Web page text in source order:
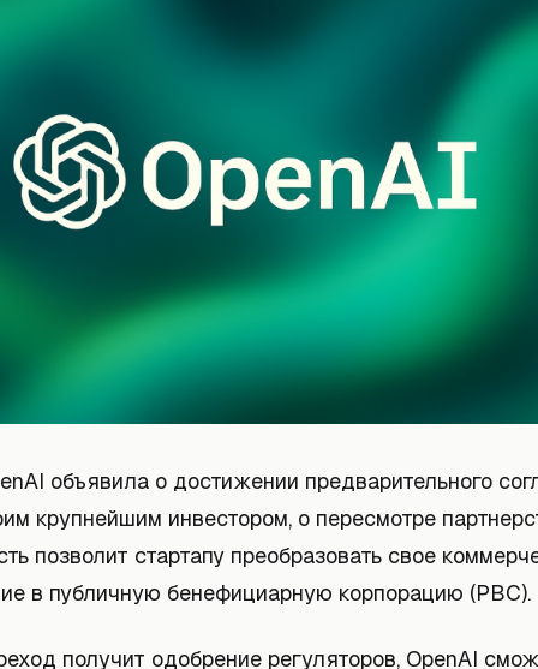
объявила о достижении предварительного
крупнейшим инвестором, о пересмотре
позволит стартапу преобразовать свое
в публичную бенефициарную корпорацию (PBC).
получит одобрение регуляторов, OpenAI